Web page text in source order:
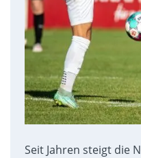
Seit Jahren steigt die